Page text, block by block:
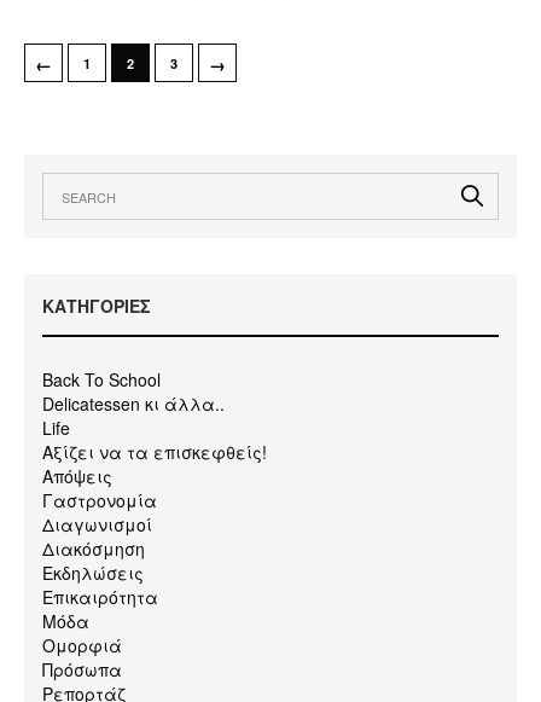
← 1 2 3 →
KΑΤΗΓΟΡΙΕΣ
Back To School
Delicatessen κι άλλα..
Life
Αξίζει να τα επισκεφθείς!
Απόψεις
Γαστρονομία
Διαγωνισμοί
Διακόσμηση
Εκδηλώσεις
Επικαιρότητα
Μόδα
Ομορφιά
Πρόσωπα
Ρεπορτάζ